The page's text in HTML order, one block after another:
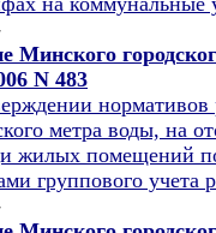
Минского
N 483
нормативов
метра воды, на
жилых помещений
группового учета